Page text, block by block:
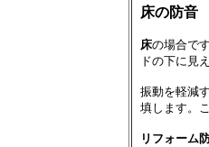
床の防音
床の場合で
ドの下に見
振動を軽減
填します。
リフォーム